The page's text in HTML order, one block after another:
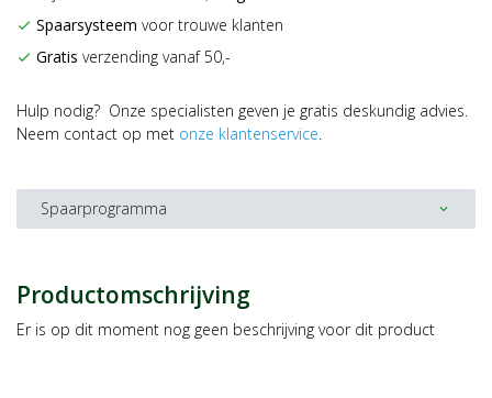
check Spaarsysteem voor trouwe klanten
check Gratis verzending vanaf 50,-
Hulp nodig? Onze specialisten geven je gratis deskundig advies.
Neem contact op met onze klantenservice.
Spaarprogramma expand_more
Productomschrijving
Er is op dit moment nog geen beschrijving voor dit product